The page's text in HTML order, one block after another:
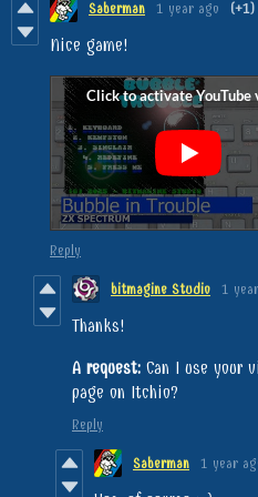
Saberman 1 year ago (+1)
Nice game!
Reply
bitmagine Studio 1
Thanks!
A request: Can I use your
page on Itchio?
Reply
Saberman 1 year